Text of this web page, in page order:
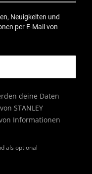
als optional
Neuigkeiten und
per E-Mail von
deine Daten
von STANLEY
Informationen